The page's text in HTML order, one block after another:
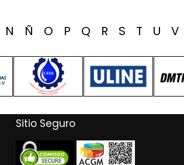
N Ñ O P Q R S T U V
Sitio Seguro